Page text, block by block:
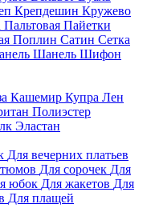
Крепдешин Кружево
Пальтовая Пайетки
Поплин Сатин Сетка
Шанель Шифон
Кашемир Купра Лен
Полиэстер
Эластан
Для вечерних платьев
Для сорочек Для
юбок Для жакетов Для
Для плащей